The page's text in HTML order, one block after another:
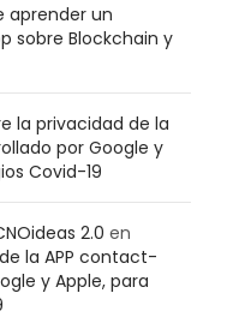
aprender un
sobre Blockchain y
la privacidad de la
por Google y
Covid-19
2.0 en
la APP contact-
y Apple, para